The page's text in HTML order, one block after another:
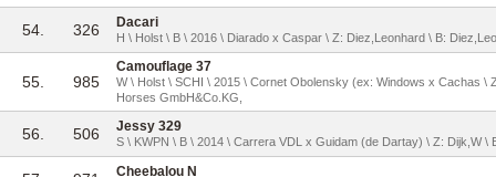
54. 326 Dacari
H \ Holst \ B \ 2016 \ Diarado x Caspar \ Z: Diez,Leonhard \ B:
55. 985
Camouflage 37
W \ Holst \ SCHI \ 2015 \ Cornet Obolensky (ex: Windows x Cachas \
Horses GmbH&Co.KG,
56. 506 Jessy 329
S \ KWPN \ B \ 2014 \ Carrera VDL x Guidam (de Dartay) \ Z: Dijk,W \
Cheebalou N